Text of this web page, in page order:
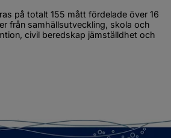
på totalt 155 mått fördelade över 16
från samhällsutveckling, skola och
civil beredskap jämställdhet och